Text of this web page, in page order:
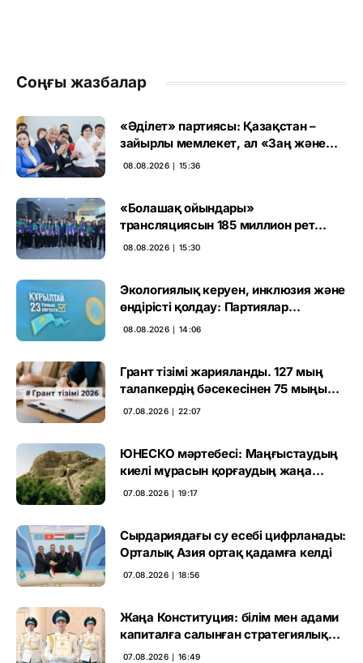
Соңғы жазбалар
«Әділет» партиясы: Қазақстан –
зайырлы мемлекет, ал «Заң және
тәртіп» қағидаты баршаға міндетті
08.08.2026 ∣ 15:36
«Болашақ ойындары»
трансляциясын 185 миллион рет
көрген
08.08.2026 ∣ 15:30
Экологиялық керуен, инклюзия және
өндірісті қолдау: Партиялар
өңірлерде қандай мәселе көтерді
08.08.2026 ∣ 14:06
Грант тізімі жарияланды. 127 мың
талапкердің бәсекесінен 75 мыңы
өтті
07.08.2026 ∣ 22:07
ЮНЕСКО мәртебесі: Маңғыстаудың
киелі мұрасын қорғаудың жаңа
кезеңі басталды
07.08.2026 ∣ 19:17
Сырдариядағы су есебі цифрланады:
Орталық Азия ортақ қадамға келді
07.08.2026 ∣ 18:56
Жаңа Конституция: білім мен адами
капиталға салынған стратегиялық
негіз
07.08.2026 ∣ 16:49